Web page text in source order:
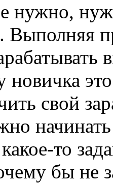
нужно,
Выполняя
новичка
свой
то
бы не